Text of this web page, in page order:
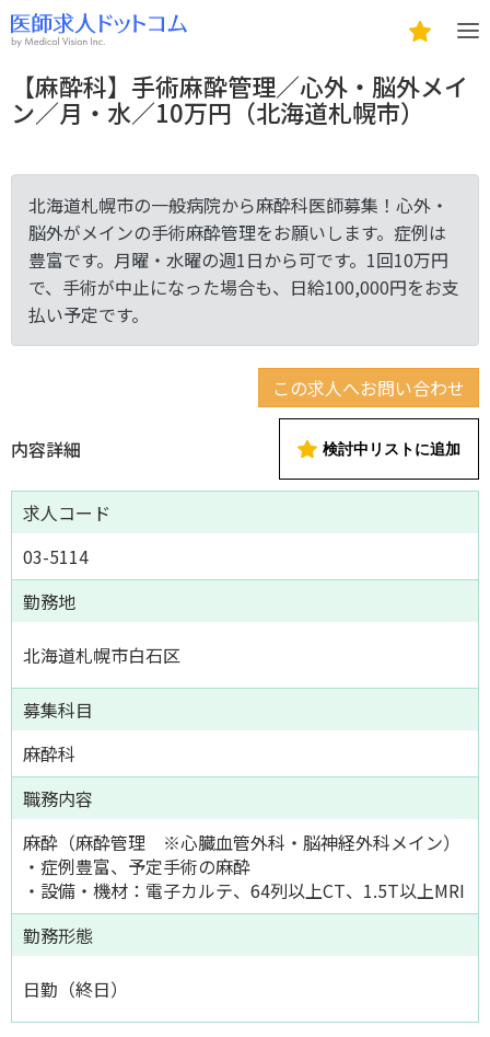
【麻酔科】手術麻酔管理／心外・脳外メイ
ン／月・水／10万円（北海道札幌市）
北海道札幌市の一般病院から麻酔科医師募集！心外・
脳外がメインの手術麻酔管理をお願いします。症例は
豊富です。月曜・水曜の週1日から可です。1回10万円
で、手術が中止になった場合も、日給100,000円をお支
払い予定です。
この求人へお問い合わせ
内容詳細 検討中リストに追加
求人コード
03-5114
勤務地
北海道札幌市白石区
募集科目
麻酔科
職務内容
麻酔（麻酔管理 ※心臓血管外科・脳神経外科メイン）
・症例豊富、予定手術の麻酔
・設備・機材：電子カルテ、64列以上CT、1.5T以上MRI
勤務形態
日勤（終日）